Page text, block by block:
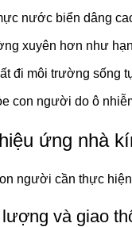
nước biển dâng
xuyên hơn như
đi môi trường sống
con người do ô
ứng nhà
người cần thực
và giao